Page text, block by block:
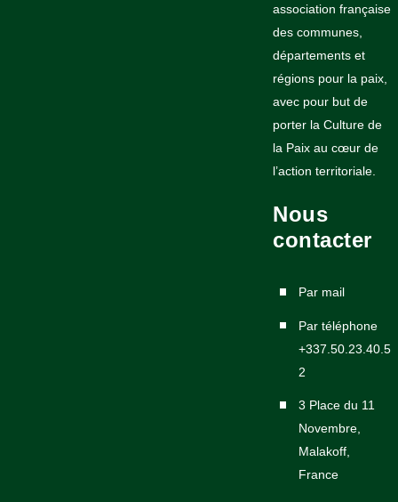
association française
des communes,
départements et
régions pour la paix,
avec pour but de
porter la Culture de
la Paix au cœur de
l’action territoriale.
Nous
contacter
Par mail
Par téléphone
+337.50.23.40.5
2
3 Place du 11
Novembre,
Malakoff,
France